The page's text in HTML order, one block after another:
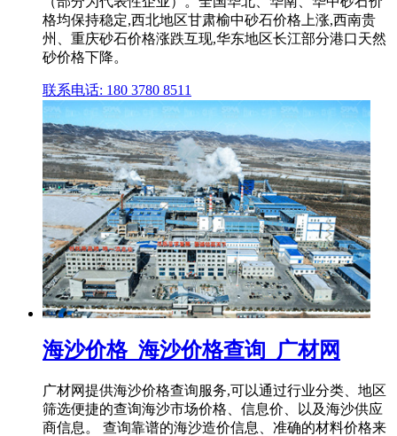
格均保持稳定,西北地区甘肃榆中砂石价格上涨,西南贵
州、重庆砂石价格涨跌互现,华东地区长江部分港口天然
砂价格下降。
联系电话: 180 3780 8511
海沙价格_海沙价格查询_广材网
广材网提供海沙价格查询服务,可以通过行业分类、地区
筛选便捷的查询海沙市场价格、信息价、以及海沙供应
商信息。 查询靠谱的海沙造价信息、准确的材料价格来